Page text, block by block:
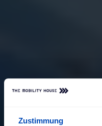
Zustimmung